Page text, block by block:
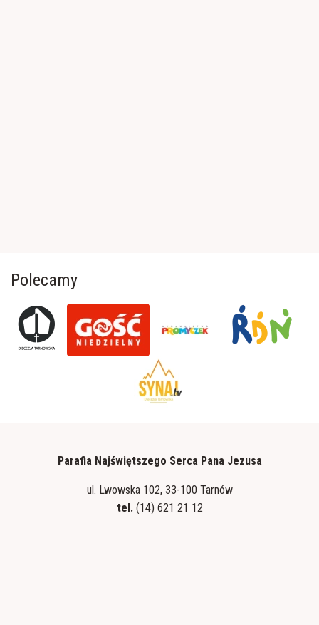
Polecamy
Parafia Najświętszego Serca Pana Jezusa
ul. Lwowska 102, 33-100 Tarnów
tel. (14) 621 21 12